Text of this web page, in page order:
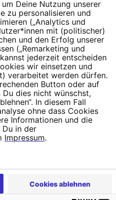
0‍0
Cookie Einstellungen
Deine Nutzung unserer
zu personalisieren und
(„Analytics und
mit (politischer)
und den Erfolg unserer
(„Remarketing und
jederzeit entscheiden
wir einsetzen und
verarbeitet werden dürfen.
Button oder auf
Du dies nicht wünschst,
In diesem Fall
ohne dass Cookies
Informationen und die
in der
Impressum.
Cookies ablehnen